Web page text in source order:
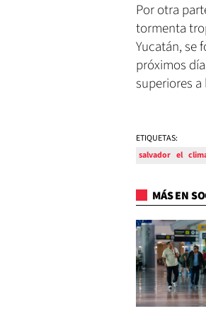
Por otra
tormenta
Yucatán, se
próximos
superiores
ETIQUETAS:
salvador el
MÁS EN